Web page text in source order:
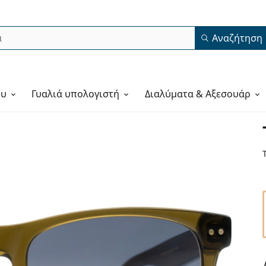
Αναζήτηση
Γυαλιά υπολογιστή Διαλύματα & Αξεσουάρ